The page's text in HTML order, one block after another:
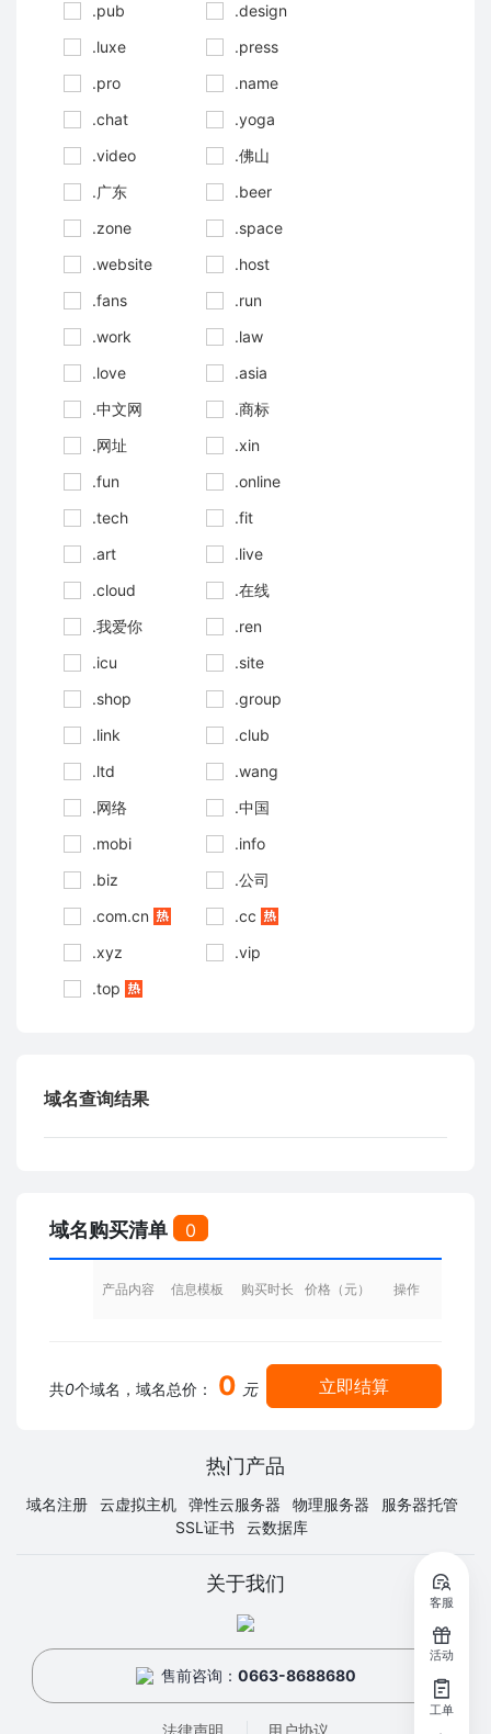
.pub
.design
.luxe
.press
.pro
.name
.chat
.yoga
.video
.佛山
.广东
.beer
.zone
.space
.website
.host
.fans
.run
.work
.law
.love
.asia
.中文网
.商标
.网址
.xin
.fun
.online
.tech
.fit
.art
.live
.cloud
.在线
.我爱你
.ren
.icu
.site
.shop
.group
.link
.club
.ltd
.wang
.网络
.中国
.mobi
.info
.biz
.公司
.com.cn
.cc
.xyz
.vip
.top
域名查询结果
域名购买清单 0
产品内容 信息模板 购买时长 价格（元） 操作
共0个域名，域名总价： 0 元 立即结算
热门产品
域名注册 云虚拟主机 弹性云服务器 物理服务器
服务器托管
SSL证书
云数据库
关于我们
售前咨询： 0663-8688680
法律声明 用户协议
客服
活动
工单